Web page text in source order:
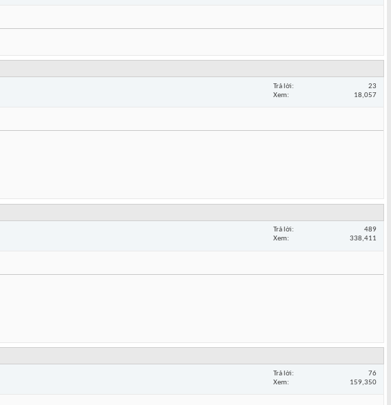
Trả lời
23
Xem
18,057
Trả lời
489
Xem
338,411
Trả lời
76
Xem
159,350